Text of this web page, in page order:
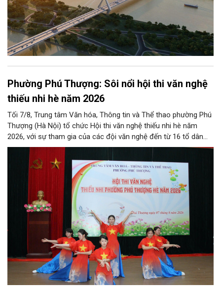
Phường Phú Thượng: Sôi nổi hội thi văn nghệ
thiếu nhi hè năm 2026
Tối 7/8, Trung tâm Văn hóa, Thông tin và Thể thao phường Phú
Thượng (Hà Nội) tổ chức Hội thi văn nghệ thiếu nhi hè năm
2026, với sự tham gia của các đội văn nghệ đến từ 16 tổ dân
phố trên địa bàn.